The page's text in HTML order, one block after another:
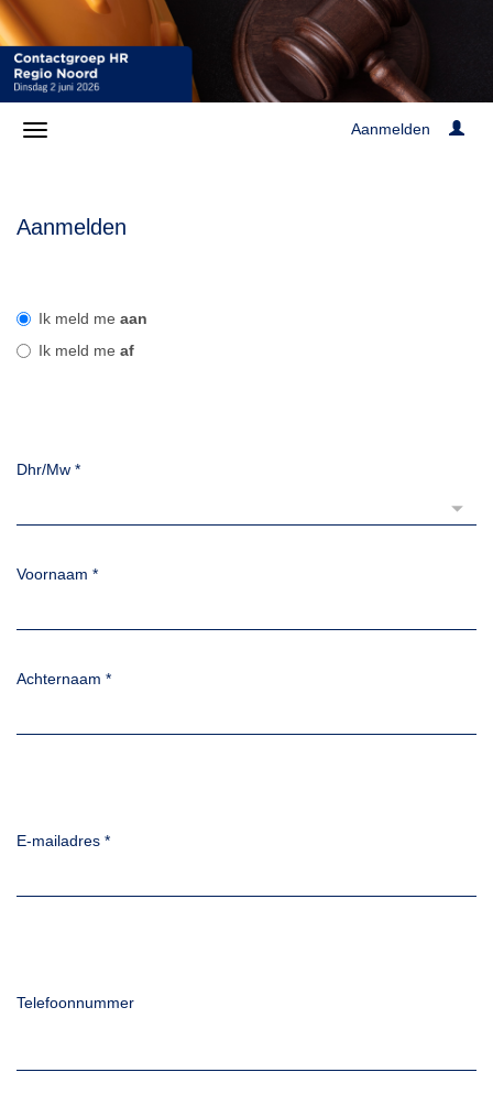
Aanmelden
Aanmelden
Ik meld me aan
Ik meld me af
Dhr/Mw *
Voornaam *
Achternaam *
E-mailadres *
Telefoonnummer